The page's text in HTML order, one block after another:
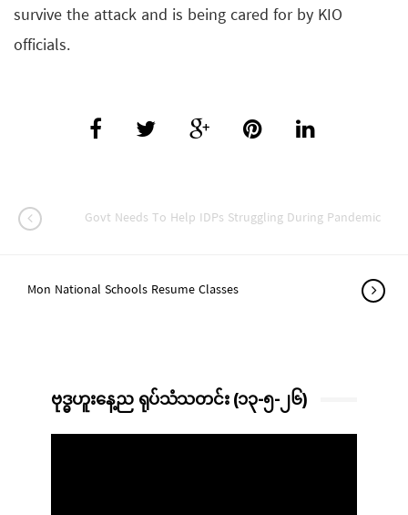
survive the attack and is being cared for by KIO
officials.
Govt Needs To Help IDPs Struggling During Pandemic
Mon National Schools Resume Classes
ဗုဒ္ဓဟူးနေ့ည ရုပ်သံသတင်း (၁၃-၅-၂၆)